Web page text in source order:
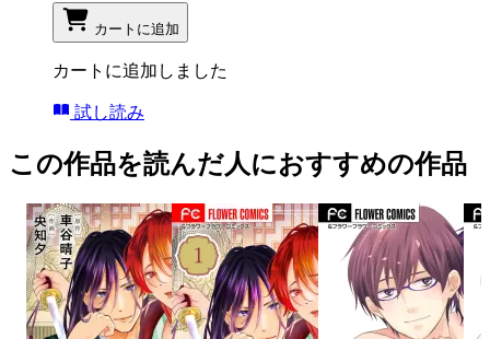
カートに追加
カートに追加しました
試し読み
この作品を読んだ人におすすめの作品